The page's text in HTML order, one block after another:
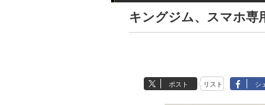
キングジム、スマホ専
ポスト リスト シ